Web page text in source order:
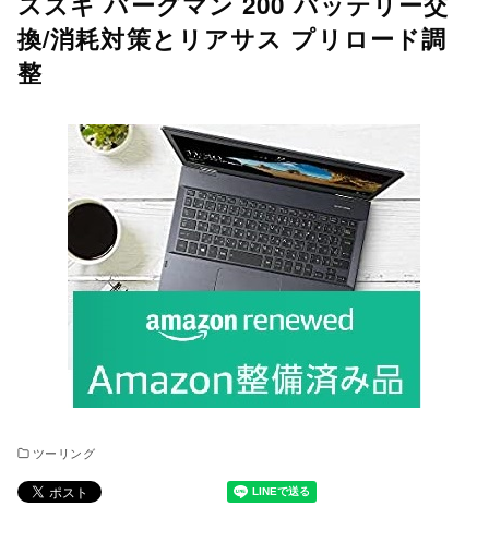
換/消耗対策とリアサス プリロード調
整
ツーリング